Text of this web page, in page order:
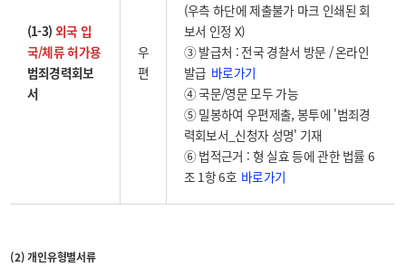
(1-3) 외국 입
국/체류 허가용
범죄경력회보
서
우
편
(우측 하단에 제출불가 마크 인쇄된 회
보서 인정 X)
③ 발급처 : 전국 경찰서 방문 / 온라인
발급 바로가기
④ 국문/영문 모두 가능
⑤ 밀봉하여 우편제출, 봉투에 '범죄경
력회보서_신청자 성명' 기재
⑥ 법적근거 : 형 실효 등에 관한 법률 6
조 1항 6호 바로가기
(2) 개인유형별서류